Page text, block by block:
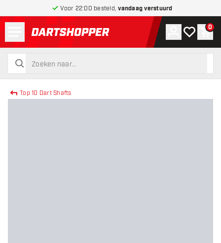
Voor 22:00 besteld,vandaag verstuurd
terug naar home pagina
zoeken
zoeken
Account
Mijn 0
Top 10 Dart Shafts